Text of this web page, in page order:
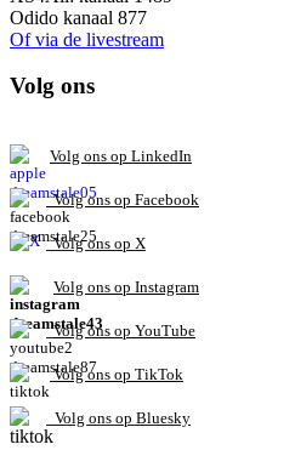
Odido kanaal 877
Of via de livestream
Volg ons
Volg ons op LinkedIn
Volg ons op Facebook
Volg ons op X
Volg ons op Instagram
Volgons op YouTube
Volg ons op TikTok
Volg ons op Bluesky